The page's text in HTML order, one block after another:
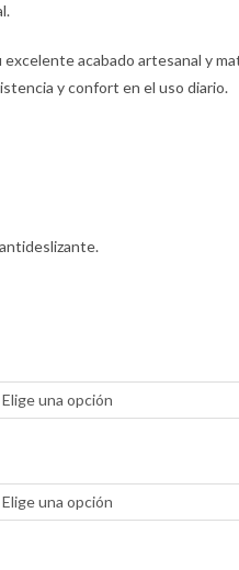
acabado artesanal y
y confort en el uso diario.
Elige una opción
Elige una opción